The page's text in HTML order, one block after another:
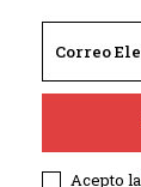
Acepto la